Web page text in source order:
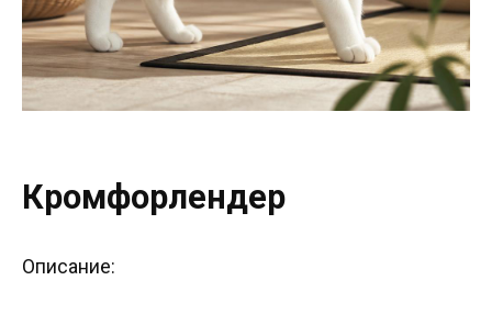
Кромфорлендер
Описание: